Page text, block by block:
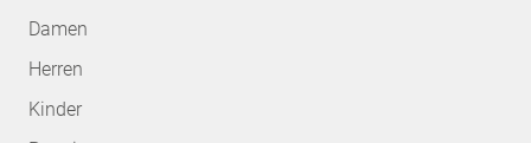
Damen
Herren
Kinder